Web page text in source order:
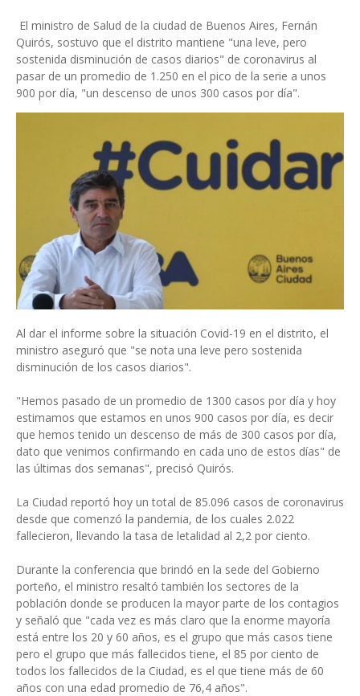
El ministro de Salud de la ciudad de Buenos Aires, Fernán
Quirós, sostuvo que el distrito mantiene "una leve, pero
sostenida disminución de casos diarios" de coronavirus al
pasar de un promedio de 1.250 en el pico de la serie a unos
900 por día, "un descenso de unos 300 casos por día".
Al dar el informe sobre la situación Covid-19 en el distrito, el
ministro aseguró que "se nota una leve pero sostenida
disminución de los casos diarios".
"Hemos pasado de un promedio de 1300 casos por día y hoy
estimamos que estamos en unos 900 casos por día, es decir
que hemos tenido un descenso de más de 300 casos por día,
dato que venimos confirmando en cada uno de estos días" de
las últimas dos semanas", precisó Quirós.
La Ciudad reportó hoy un total de 85.096 casos de coronavirus
desde que comenzó la pandemia, de los cuales 2.022
fallecieron, llevando la tasa de letalidad al 2,2 por ciento.
Durante la conferencia que brindó en la sede del Gobierno
porteño, el ministro resaltó también los sectores de la
población donde se producen la mayor parte de los contagios
y señaló que "cada vez es más claro que la enorme mayoría
está entre los 20 y 60 años, es el grupo que más casos tiene
pero el grupo que más fallecidos tiene, el 85 por ciento de
todos los fallecidos de la Ciudad, es el que tiene más de 60
años con una edad promedio de 76,4 años".